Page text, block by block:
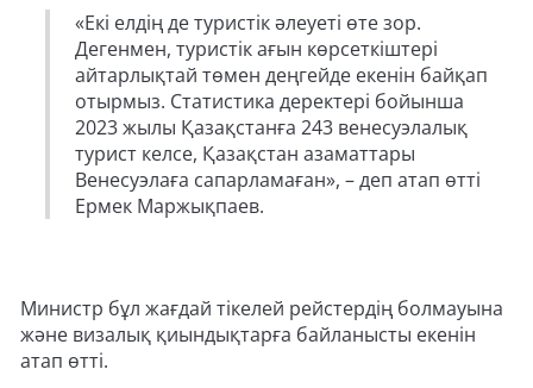
«Екі елдің де туристік әлеуеті өте зор.
Дегенмен, туристік ағын көрсеткіштері
айтарлықтай төмен деңгейде екенін байқап
отырмыз. Статистика деректері бойынша
2023 жылы Қазақстанға 243 венесуэлалық
турист келсе, Қазақстан азаматтары
Венесуэлаға сапарламаған», – деп атап өтті
Ермек Маржықпаев.
Министр бұл жағдай тікелей рейстердің болмауына
және визалық қиындықтарға байланысты екенін
атап өтті.